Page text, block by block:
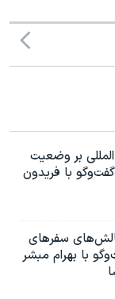
بر وضعیت
با فریدون
سفرهای
با بهرام مبشر